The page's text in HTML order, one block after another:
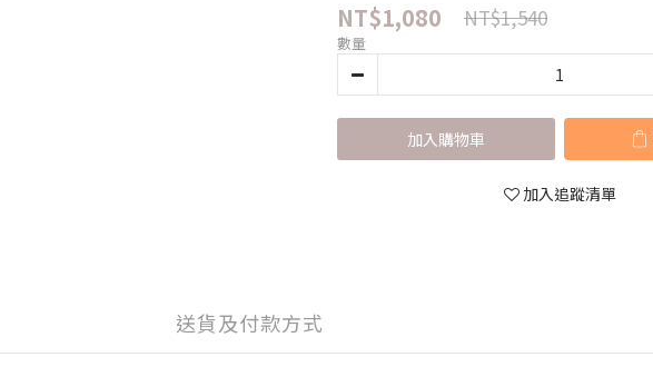
NT$1,080 NT$1,540
數量
加入購物車
加入追蹤清單
送貨及付款方式